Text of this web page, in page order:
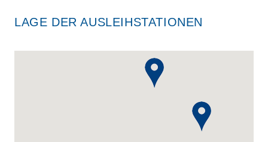
LAGE DER AUSLEIHSTATIONEN